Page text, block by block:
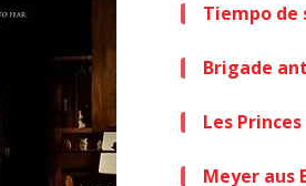
Tiempo de
Brigade
Les Princes
Meyer aus